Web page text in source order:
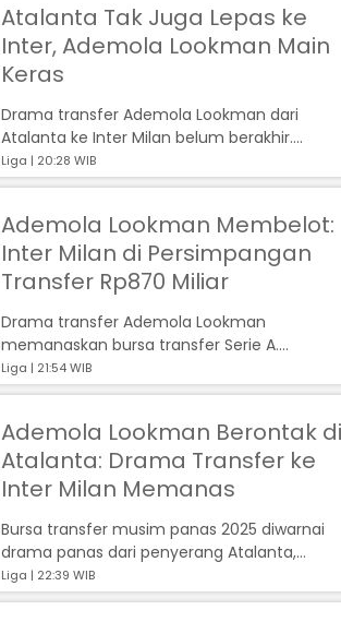
Atalanta Tak Juga Lepas ke
Inter, Ademola Lookman Main
Keras
Drama transfer Ademola Lookman dari
Atalanta ke Inter Milan belum berakhir....
Liga | 20:28 WIB
Ademola Lookman Membelot:
Inter Milan di Persimpangan
Transfer Rp870 Miliar
Drama transfer Ademola Lookman
memanaskan bursa transfer Serie A....
Liga | 21:54 WIB
Ademola Lookman Berontak di
Atalanta: Drama Transfer ke
Inter Milan Memanas
Bursa transfer musim panas 2025 diwarnai
drama panas dari penyerang Atalanta,
Ademola Lookman, yang dilaporkan telah
men...
Liga | 22:39 WIB